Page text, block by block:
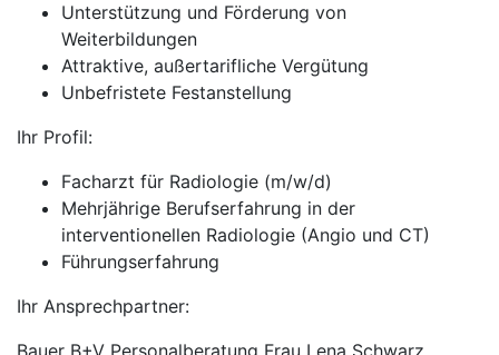
Unterstützung und Förderung von
Weiterbildungen
Attraktive, außertarifliche Vergütung
Unbefristete Festanstellung
Ihr Profil:
Facharzt für Radiologie (m/w/d)
Mehrjährige Berufserfahrung in der
interventionellen Radiologie (Angio und CT)
Führungserfahrung
Ihr Ansprechpartner:
Bauer B+V Personalberatung Frau Lena Schwarz